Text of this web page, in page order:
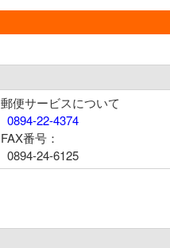
郵便サービスについて
0894-22-4374
FAX番号：
0894-24-6125